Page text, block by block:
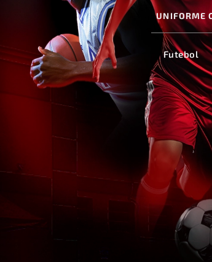
UNIFORME
Futebol